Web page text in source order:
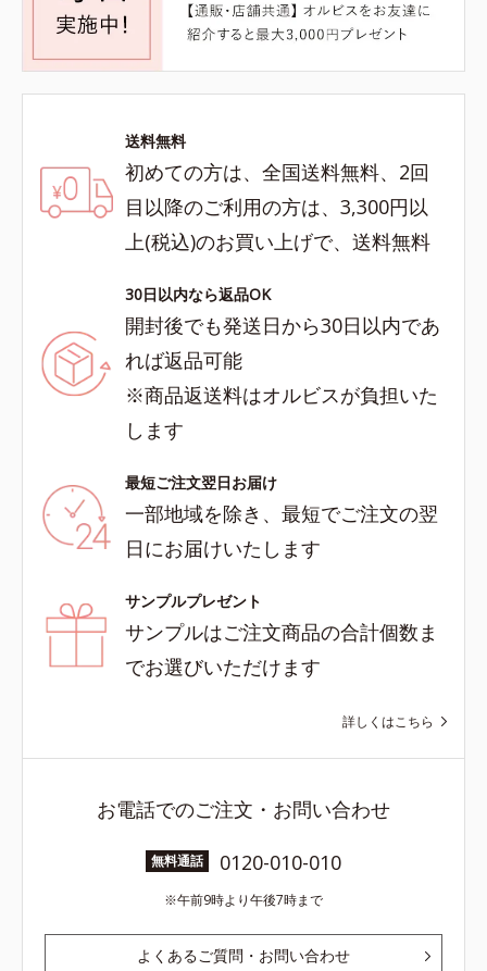
送料無料
初めての方は、全国送料無料、2回
目以降のご利用の方は、3,300円以
上(税込)のお買い上げで、送料無料
30日以内なら返品OK
開封後でも発送日から30日以内であ
れば返品可能
※商品返送料はオルビスが負担いた
します
最短ご注文翌日お届け
一部地域を除き、最短でご注文の翌
日にお届けいたします
サンプルプレゼント
サンプルはご注文商品の合計個数ま
でお選びいただけます
詳しくはこちら
お電話でのご注文・お問い合わせ
無料通話 0120-010-010
午前9時より午後7時まで
よくあるご質問・お問い合わせ